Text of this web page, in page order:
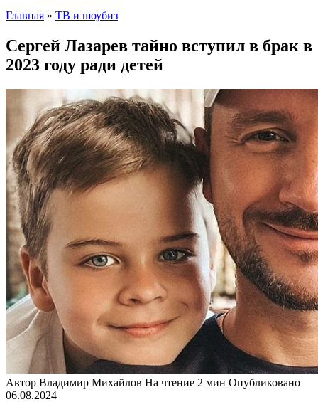
Главная » ТВ и шоубиз
Сергей Лазарев тайно вступил в брак в
2023 году ради детей
Автор Владимир Михайлов На чтение 2 мин Опубликовано
06.08.2024